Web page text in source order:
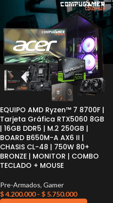
EQUIPO AMD Ryzen™ 7 8700F |
Tarjeta Gráfica RTX5060 8GB
| 16GB DDR5 | M.2 250GB |
BOARD B650M-A AX6 II |
CHASIS CL-48 | 750W 80+
BRONZE | MONITOR | COMBO
TECLADO + MOUSE
Pre-Armados, Gamer
$4.200.000 - $ 5.750.000